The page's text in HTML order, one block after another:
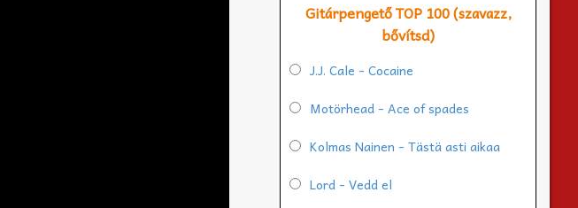
Gitárpengető TOP 100 (szavazz,
bővítsd)
J.J. Cale - Cocaine
Motörhead - Ace of spades
Kolmas Nainen - Tästä asti aikaa
Lord - Vedd el